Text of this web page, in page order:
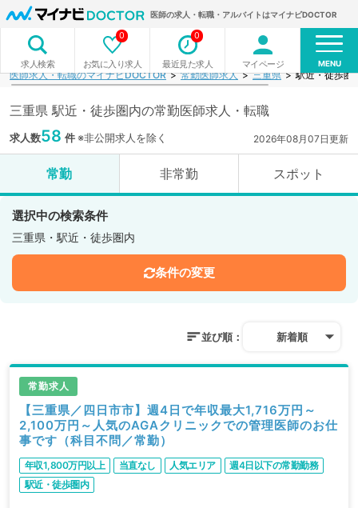
医師の求人・転職・アルバイトはマイナビDOCTOR
求人検索 お気に入り求人
0
最近見た求人
0
マイページ MENU
医師求人・転職のマイナビDOCTOR 常勤医師求人 三重県 駅近・徒歩圏
三重県 駅近・徒歩圏内の常勤医師求人・転職
求人数58 件※非公開求人を除く 2026年08月07日更新
常勤 非常勤 スポット
選択中の検索条件
三重県・駅近・徒歩圏内
条件の変更
並び順： 新着順
常勤求人
【三重県／四日市市】週4日で年収最大1,716万円～
2,100万円～人気のAGAクリニックでの管理医師のお仕
事です（科目不問／常勤）
年収1,800万円以上 当直なし 人気エリア
週4日以下の常勤勤務
駅近・徒歩圏内